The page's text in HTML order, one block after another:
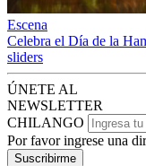
Escena
Celebra el Día de la
sliders
ÚNETE AL
NEWSLETTER
CHILANGO
Por favor ingrese una
Suscribirme